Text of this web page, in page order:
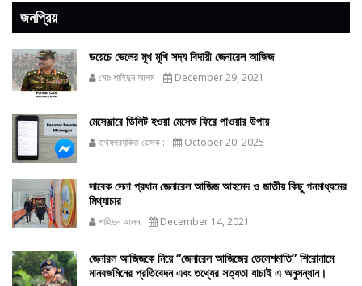
জনপ্রিয়
ডয়েচে ভেলের মুখ মুখি সদ্য বিদায়ী জেনারেল আজিজ
মোঃ শাহিদুন আলম December 29, 2021
মেসেঞ্জারে ডিলিট হওয়া মেসেজ ফিরে পাওয়ার উপায়
তথ্যপ্রযুক্তি ডেস্ক : October 20, 2025
সাবেক সেনা প্রধান জেনারেল আজিজ আহমেদ ও জাতীয় কিছু গনমাধ্যমের
মিথ্যাচার
শাহিদুন আলম December 14, 2021
জেনারল আজিজকে নিয়ে “জেনারেল আজিজের তেলেশমাতি” শিরোনামে
মানবজমিনের প্রতিবেদন এবং তথ্যের সত্যতা যাচাই এ অনুসন্ধান।